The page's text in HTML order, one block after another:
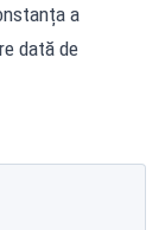
a
dată de